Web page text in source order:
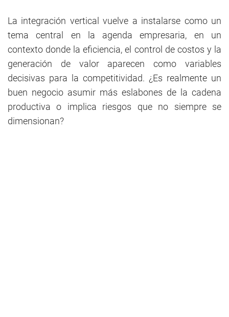
La integración vertical vuelve a instalarse como un
tema central en la agenda empresaria, en un
contexto donde la eficiencia, el control de costos y la
generación de valor aparecen como variables
decisivas para la competitividad. ¿Es realmente un
buen negocio asumir más eslabones de la cadena
productiva o implica riesgos que no siempre se
dimensionan?